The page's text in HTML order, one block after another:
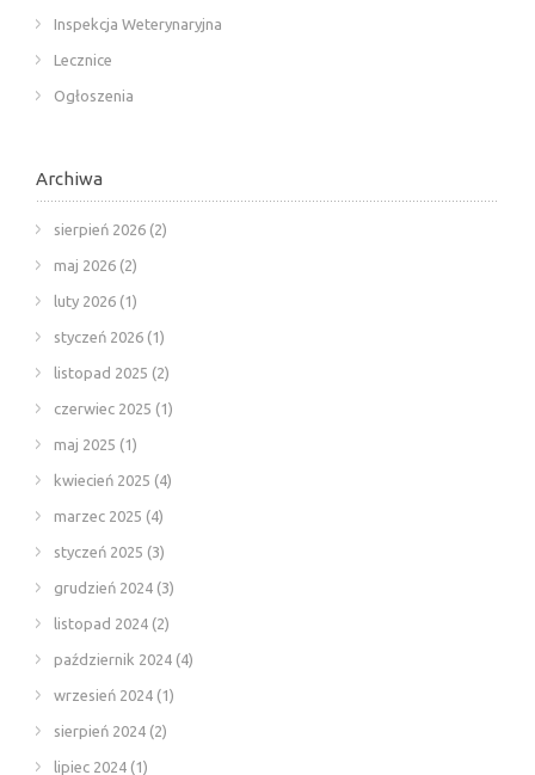
Inspekcja Weterynaryjna
Lecznice
Ogłoszenia
Archiwa
sierpień 2026 (2)
maj 2026 (2)
luty 2026 (1)
styczeń 2026 (1)
listopad 2025 (2)
czerwiec 2025 (1)
maj 2025 (1)
kwiecień 2025 (4)
marzec 2025 (4)
styczeń 2025 (3)
grudzień 2024 (3)
listopad 2024 (2)
październik 2024 (4)
wrzesień 2024 (1)
sierpień 2024 (2)
lipiec 2024 (1)